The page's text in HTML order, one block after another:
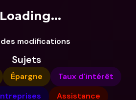
Loading...
modifications
Sujets
Épargne
Taux d'intérêt
Assistance